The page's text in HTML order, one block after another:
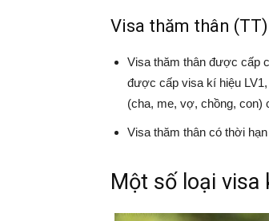
Visa thăm thân (TT)
Visa thăm thân được cấp
được cấp visa kí hiệu
(cha, me, vợ, chồng, con)
Visa thăm thân có thời
Một số loại visa